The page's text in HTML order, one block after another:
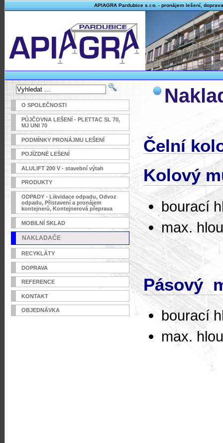
APIAGRA Pardubice s.r.o. - pronájem lešení,
O SPOLEČNOSTI
PŮJČOVNA LEŠENÍ - PLETTAC SL 70,
MJ UNI 70
PODMÍNKY PRONÁJMU LEŠENÍ
POJÍZDNÉ LEŠENÍ
ALULIFT 200 V - stavební výtah
PRODUKTY
ODPADY - Likvidace odpadu, Odvoz
odpadu, Přistavení a pronájem
kontejnerů, Kontejnerová přeprava
MOBILNÍ SKLAD
NAKLADAČE
RECYKLÁTY
DOPRAVA
REFERENCE
KONTAKT
OBJEDNÁVKA
Čelní
Kolový
bourací
max.
Pásový
bourací
max.